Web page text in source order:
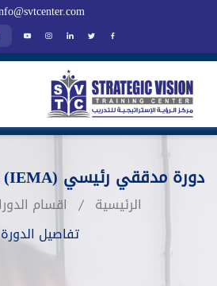
دورة مدققي رئيسي EMS / ISO 14001 (IEMA)
الرئيسية
اقسام
تفاصيل الدورة